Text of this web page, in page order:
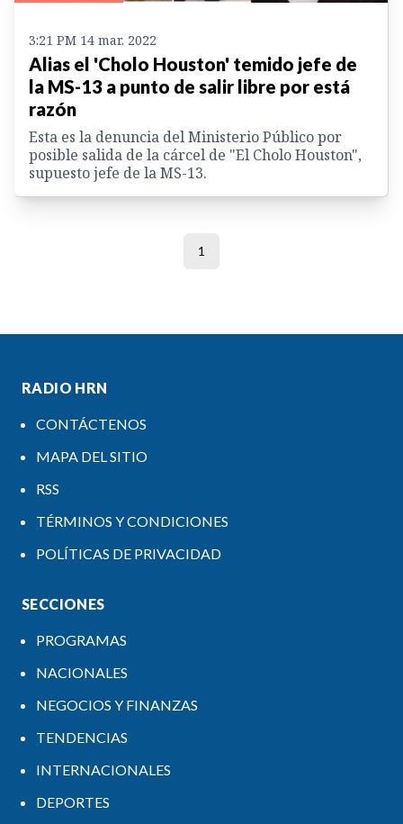
3:21 PM 14 mar. 2022
Alias el 'Cholo Houston' temido jefe de
la MS-13 a punto de salir libre por está
razón
Esta es la denuncia del Ministerio Público por
posible salida de la cárcel de "El Cholo Houston",
supuesto jefe de la MS-13.
1
RADIO HRN
CONTÁCTENOS
MAPA DEL SITIO
RSS
TÉRMINOS Y CONDICIONES
POLÍTICAS DE PRIVACIDAD
SECCIONES
PROGRAMAS
NACIONALES
NEGOCIOS Y FINANZAS
TENDENCIAS
INTERNACIONALES
DEPORTES